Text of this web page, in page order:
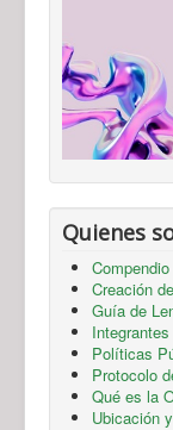
Quienes
Creación
Guía de
Integrantes
Políticas
Protocolo
Qué es la
Ubicación